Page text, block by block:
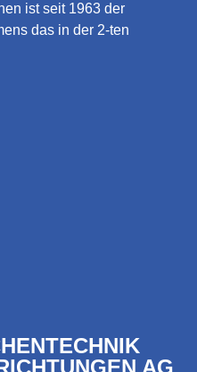
ist seit 1963 der
das in der 2-ten